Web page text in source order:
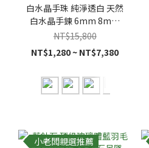
白水晶手珠 純淨透白 天然
白水晶手鍊 6mm 8mm
10mm 12mm 14mm
NT$15,800
NT$1,280 ~ NT$7,380
小老闆親選推薦